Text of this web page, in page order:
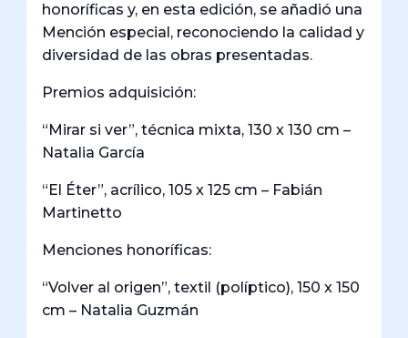
honoríficas y, en esta edición, se añadió una
Mención especial, reconociendo la calidad y
diversidad de las obras presentadas.
Premios adquisición:
“Mirar si ver”, técnica mixta, 130 x 130 cm –
Natalia García
“El Éter”, acrílico, 105 x 125 cm – Fabián
Martinetto
Menciones honoríficas:
“Volver al origen”, textil (políptico), 150 x 150
cm – Natalia Guzmán